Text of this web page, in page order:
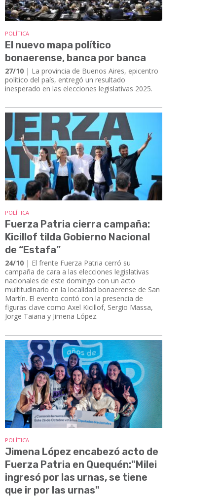
POLÍTICA
El nuevo mapa político
bonaerense, banca por banca
27/10 | La provincia de Buenos Aires, epicentro
político del país, entregó un resultado
inesperado en las elecciones legislativas 2025.
POLÍTICA
Fuerza Patria cierra campaña:
Kicillof tilda Gobierno Nacional
de “Estafa”
24/10 | El frente Fuerza Patria cerró su
campaña de cara a las elecciones legislativas
nacionales de este domingo con un acto
multitudinario en la localidad bonaerense de San
Martín. El evento contó con la presencia de
figuras clave como Axel Kicillof, Sergio Massa,
Jorge Taiana y Jimena López.
POLÍTICA
Jimena López encabezó acto de
Fuerza Patria en Quequén:"Milei
ingresó por las urnas, se tiene
que ir por las urnas"